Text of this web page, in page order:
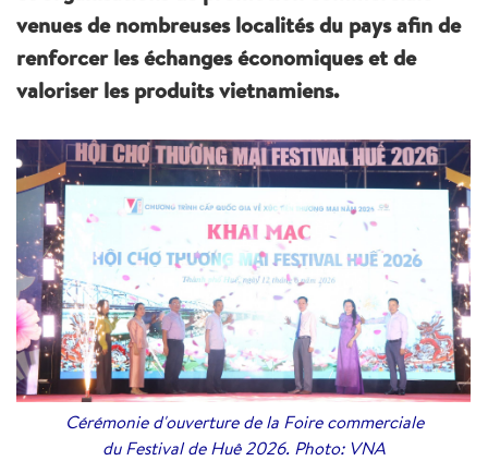
venues de nombreuses localités du pays afin de
renforcer les échanges économiques et de
valoriser les produits vietnamiens.
Cérémonie d'ouverture de la Foire commerciale
du Festival de Huê 2026. Photo: VNA